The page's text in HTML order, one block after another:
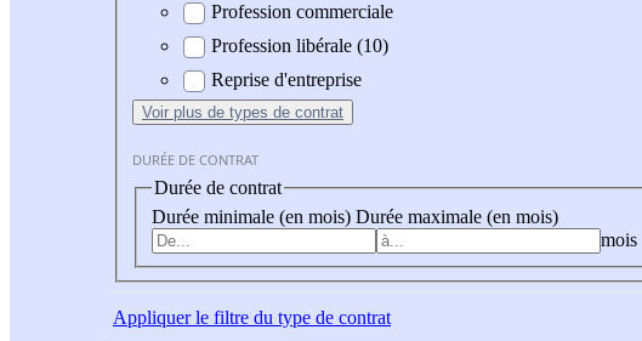
Profession commerciale
Profession libérale (10)
Reprise d'entreprise
Voir plus de types de contrat
DURÉE DE CONTRAT
Durée de contrat
Durée minimale (en mois) Durée maximale (en mois)
mois
Appliquerle filtre du type de contrat